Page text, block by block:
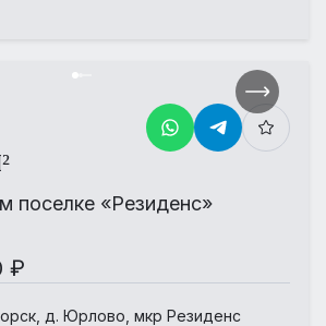
поселке «Резиденс»
₽
д. Юрлово, мкр Резиденс